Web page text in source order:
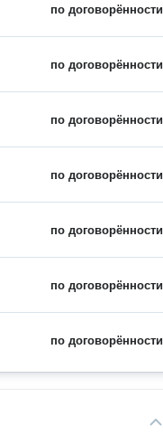
по договорённости
по договорённости
по договорённости
по договорённости
по договорённости
по договорённости
по договорённости